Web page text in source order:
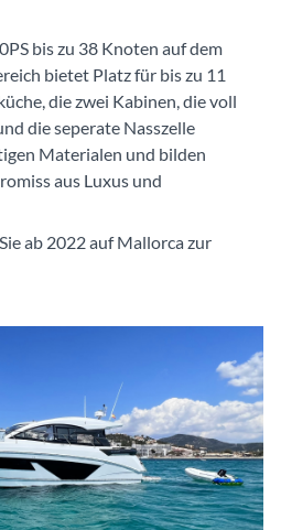
bis zu 38 Knoten auf dem
bietet Platz für bis zu 11
die zwei Kabinen, die voll
die seperate Nasszelle
Materialen und bilden
aus Luxus und
ab 2022 auf Mallorca zur